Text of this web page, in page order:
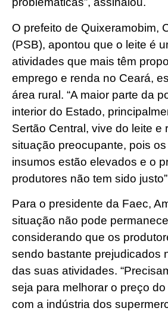
O prefeito de Quixeramobim,
(PSB), apontou que o leite é
atividades que mais têm
emprego e renda no Ceará,
área rural. “A maior parte da
interior do Estado,
Sertão Central, vive do leite e
situação preocupante, pois
insumos estão elevados e o
produtores não tem sido
Para o presidente da Faec,
situação não pode
considerando que os
sendo bastante prejudicados
das suas atividades.
seja para melhorar o preço
com a indústria dos